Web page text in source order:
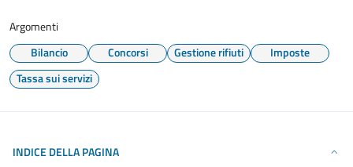
Argomenti
Bilancio
Concorsi Gestione rifiuti
Imposte
Tassa sui servizi
INDICE DELLA PAGINA